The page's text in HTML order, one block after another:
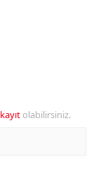
kayıt olabilirsiniz.